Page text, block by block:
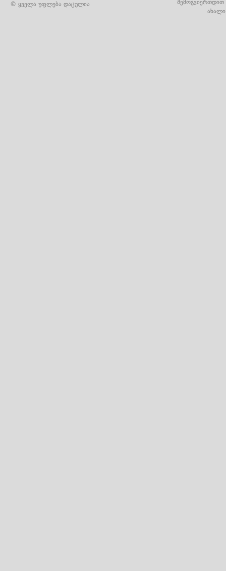
© ყველა უფლება დაცულია
შემოგვიერთდით
ახალი